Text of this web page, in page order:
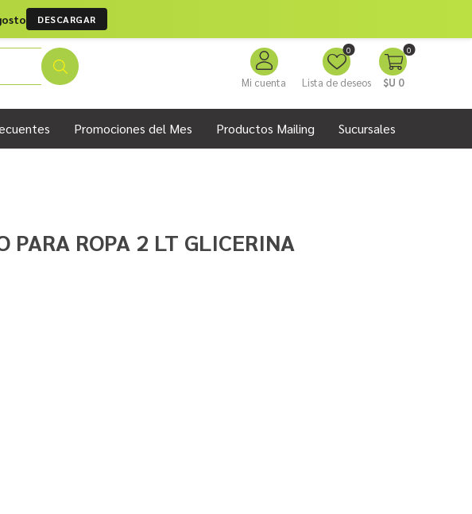
DESCARGAR
Mi cuenta Lista de deseos
0 0
$U 0
Promociones del Mes Productos Mailing Sucursales
PARA ROPA 2 LT GLICERINA